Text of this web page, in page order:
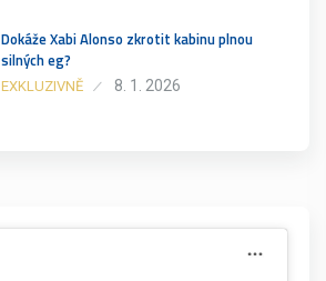
Dokáže Xabi Alonso zkrotit kabinu plnou
silných eg?
EXKLUZIVNĚ 8. 1. 2026